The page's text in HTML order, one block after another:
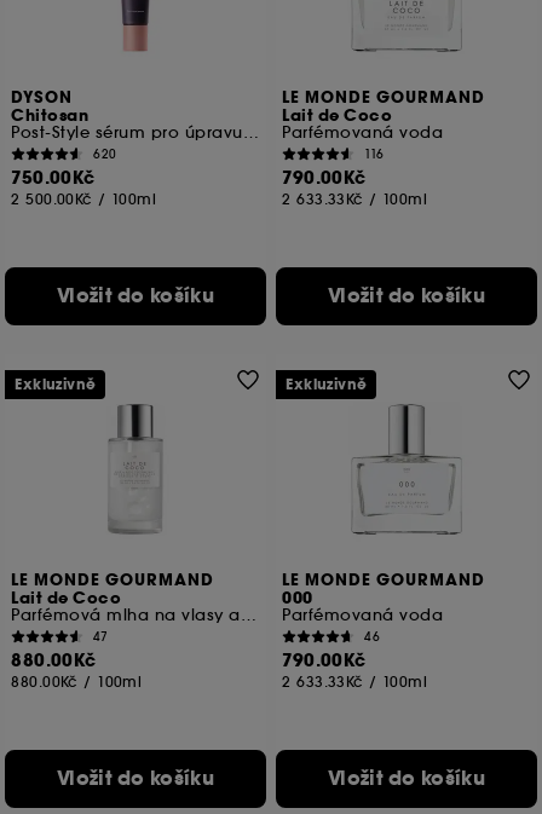
DYSON
Chitosan
Post-Style sérum pro úpravu vlasů Mini
620
750.00Kč
2 500.00Kč / 100ml
Vložit do košíku
LE MONDE GOURMAND
Lait de Coco
Parfémovaná voda
116
790.00Kč
2 633.33Kč / 100ml
Vložit do košíku
LE MONDE GOURMAND
Lait de Coco
Parfémová mlha na vlasy a tělo
47
880.00Kč
880.00Kč / 100ml
Vložit do košíku
Exkluzivně
LE MONDE GOURMAND
000
Parfémovaná voda
46
790.00Kč
2 633.33Kč / 100ml
Vložit do košíku
Exkluzivně